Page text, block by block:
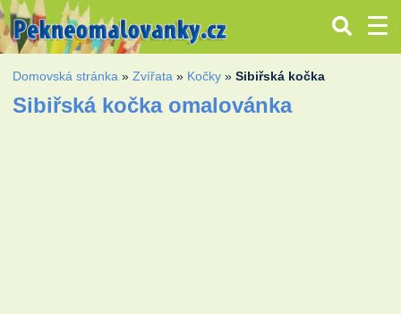
Domovská stránka »Zvířata » Kočky »Sibiřská kočka
Sibiřská kočka omalovánka